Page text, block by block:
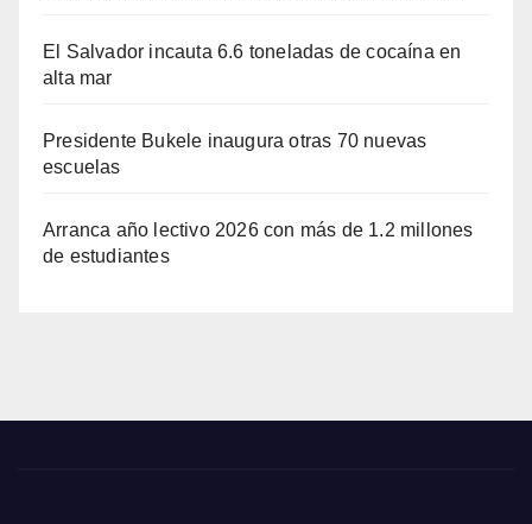
El Salvador incauta 6.6 toneladas de cocaína en
alta mar
Presidente Bukele inaugura otras 70 nuevas
escuelas
Arranca año lectivo 2026 con más de 1.2 millones
de estudiantes